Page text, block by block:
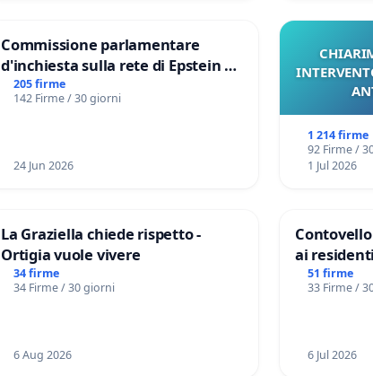
Commissione parlamentare
d'inchiesta sulla rete di Epstein e
del Mossad: verità sugli Epstein
Files
205 firme
142 Firme / 30 giorni
24 Jun 2026
1 214 firme
92 Firme /
1 Jul 2026
La Graziella chiede rispetto -
Ortigia vuole vivere
34 firme
34 Firme / 30 giorni
6 Aug 2026
ai residenti
51 firme
33 Firme /
6 Jul 2026